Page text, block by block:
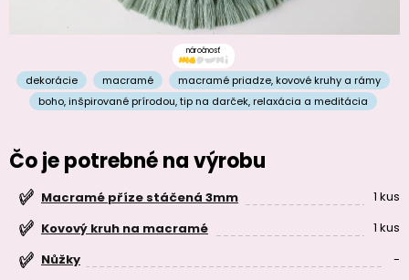
náročnosť
dekorácie macramé macramé priadze, kovové kruhy a rámy
boho,inšpirované prírodou,tip na darček, relaxácia a meditácia
Čo je potrebné na výrobu
Macramé příze stáčená 3mm
1 kus
Kovový kruh na macramé
1 kus
Nůžky
-